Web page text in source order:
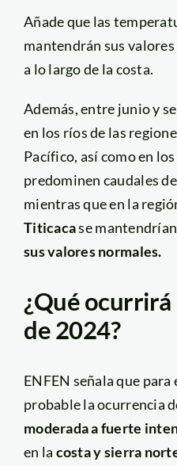
Añade que las
mantendrán sus
a lo largo de la costa.
Además, entre junio y
en los ríos de las
Pacífico, así como en
predominen caudales
mientras que en la
Titicacase
sus valores normales.
¿Qué
de 2024?
ENFEN señala que para
probable la ocurrencia
moderada a fuerte
en la costa y sierra